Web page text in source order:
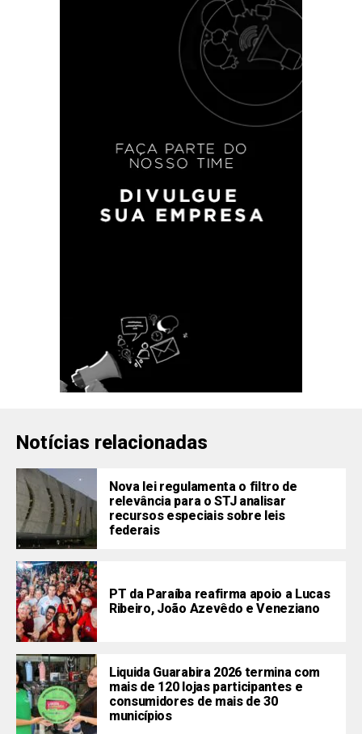
Notícias relacionadas
Nova lei regulamenta o filtro de
relevância para o STJ analisar
recursos especiais sobre leis
federais
PT da Paraíba reafirma apoio a Lucas
Ribeiro, João Azevêdo e Veneziano
Liquida Guarabira 2026 termina com
mais de 120 lojas participantes e
consumidores de mais de 30
municípios